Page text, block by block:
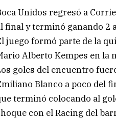
Unidos regresó a
final y terminó ganando 2
juego formó parte de la
Alberto Kempes en la
goles del encuentro
Blanco a poco del
terminó colocando al
con el Racing del